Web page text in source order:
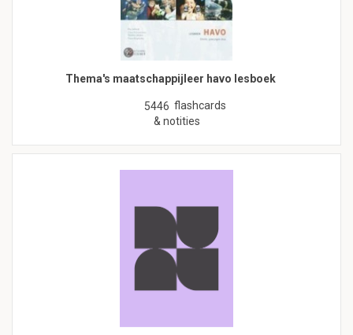
Thema's maatschappijleer havo lesboek
5446 flashcards
& notities